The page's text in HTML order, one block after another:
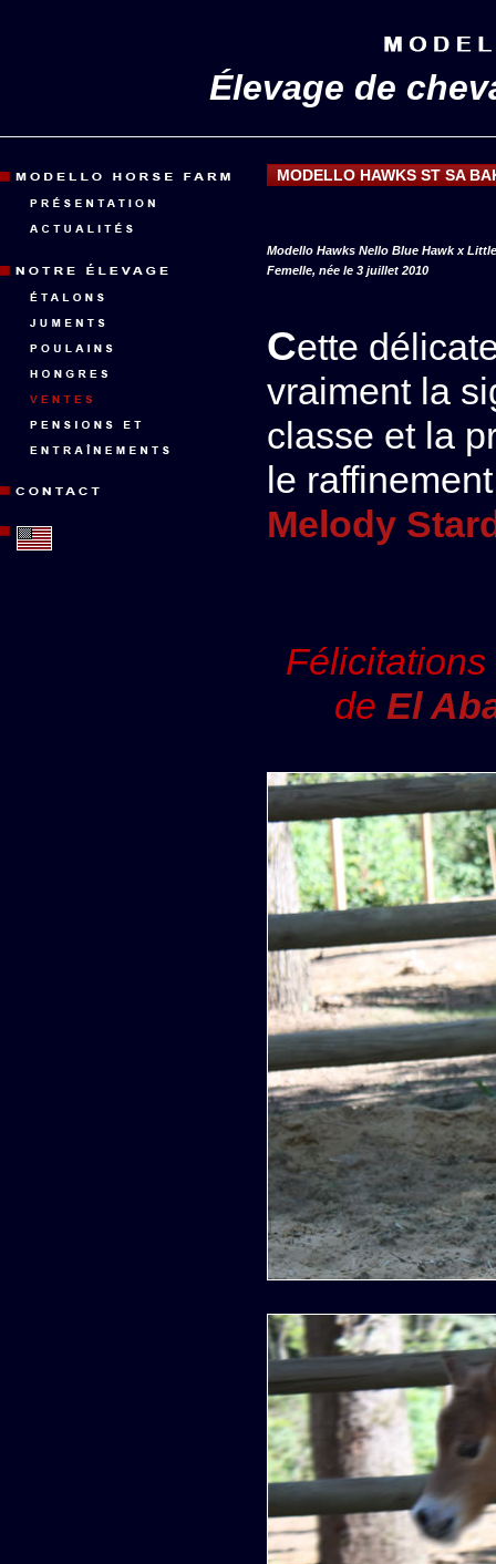
Élevage de
MODELLO HAWKS ST SA
Modello Hawks Nello Blue Hawk x
Femelle, née le 3 juillet 2010
Cette délicate et ravissante petite pouliche est
vraiment la
classe et la
le
Melody
de El